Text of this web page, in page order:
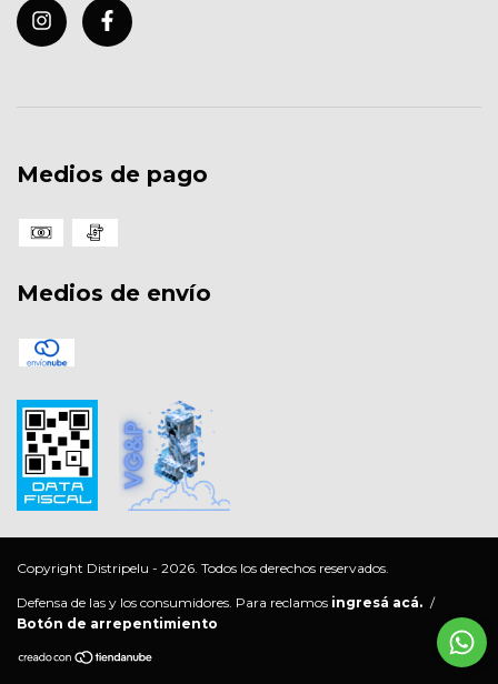
Medios de pago
Medios de envío
Copyright Distripelu - 2026. Todos los derechos reservados.
Defensa de las y los consumidores. Para reclamos ingresá acá. /
Botón de arrepentimiento